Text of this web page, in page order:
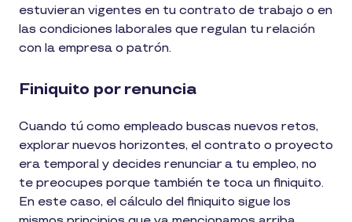
estuvieran vigentes en tu contrato de trabajo o en
las condiciones laborales que regulan tu relación
con la empresa o patrón.
Finiquito por renuncia
Cuando tú como empleado buscas nuevos retos,
explorar nuevos horizontes, el contrato o proyecto
era temporal y decides renunciar a tu empleo, no
te preocupes porque también te toca un finiquito.
En este caso, el cálculo del finiquito sigue los